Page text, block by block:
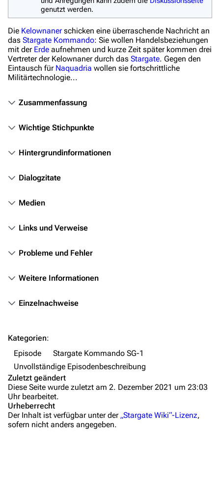
Stargate Origins
Stargate-Romane
Filme
Das Stargate-Universum
Themenportal
Völker
Orte
Kommerzielles
Autorenportal
Themengruppen
Wiki-Diskussion
Anfragen
Administrations-Übersicht
Löschantrag
Vandalismus melden
genutzt werden.
Die Kelownanerschicken eine überraschende Nachricht an
das Stargate Kommando: Sie wollen Handelsbeziehungen
mit der Erde aufnehmen und kurze Zeit später kommen drei
Vertreter der Kelownaner durch das Stargate. Gegen den
Eintausch für Naquadria wollen sie fortschrittliche
Militärtechnologie...
Zusammenfassung
Wichtige Stichpunkte
Hintergrundinformationen
Dialogzitate
Medien
Links und Verweise
Probleme und Fehler
Weitere Informationen
Einzelnachweise
Kategorien:
Episode
Stargate Kommando SG-1
Unvollständige Episodenbeschreibung
Zuletzt geändert
Diese Seite wurde zuletzt am 2. Dezember 2021 um 23:03
Uhr bearbeitet.
Urheberrecht
Der Inhalt ist verfügbar unter der „Stargate Wiki“-Lizenz,
sofern nicht anders angegeben.